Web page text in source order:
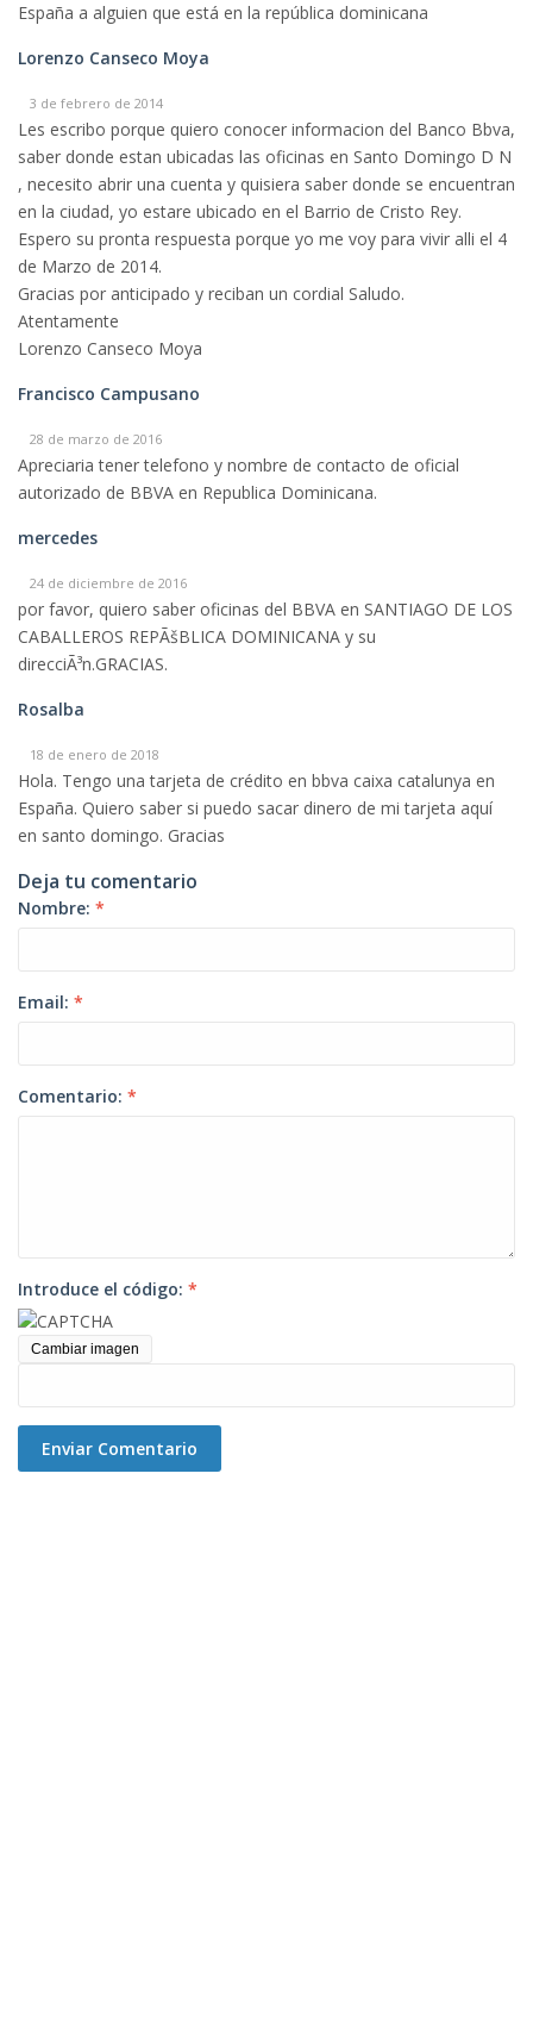
España a alguien que está en la república dominicana
Lorenzo Canseco Moya
3 de febrero de 2014
Les escribo porque quiero conocer informacion del Banco Bbva,
saber donde estan ubicadas las oficinas en Santo Domingo D N
, necesito abrir una cuenta y quisiera saber donde se encuentran
en la ciudad, yo estare ubicado en el Barrio de Cristo Rey.
Espero su pronta respuesta porque yo me voy para vivir alli el 4
de Marzo de 2014.
Gracias por anticipado y reciban un cordial Saludo.
Atentamente
Lorenzo Canseco Moya
Francisco Campusano
28 de marzo de 2016
Apreciaria tener telefono y nombre de contacto de oficial
autorizado de BBVA en Republica Dominicana.
mercedes
24 de diciembre de 2016
por favor, quiero saber oficinas del BBVA en SANTIAGO DE LOS
CABALLEROS REPÃšBLICA DOMINICANA y su
direcciÃ³n.GRACIAS.
Rosalba
18 de enero de 2018
Hola. Tengo una tarjeta de crédito en bbva caixa catalunya en
España. Quiero saber si puedo sacar dinero de mi tarjeta aquí
en santo domingo. Gracias
Deja tu comentario
Nombre: *
Email: *
Comentario: *
Introduce el código: *
Cambiar imagen
Enviar Comentario